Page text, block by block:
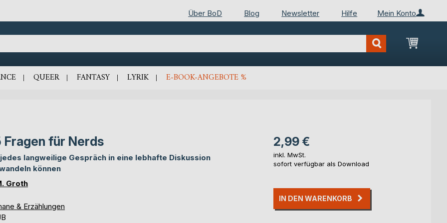
Mein Konto
Über BoD Blog Newsletter Hilfe
Mein
QUEER FANTASY LYRIK E-BOOK-ANGEBOTE %
Fragen für Nerds
langweilige Gespräch in eine lebhafte Diskussion
können
Groth
& Erzählungen
2,99 €
inkl. MwSt.
sofort verfügbar als Download
IN DEN WARENKORB